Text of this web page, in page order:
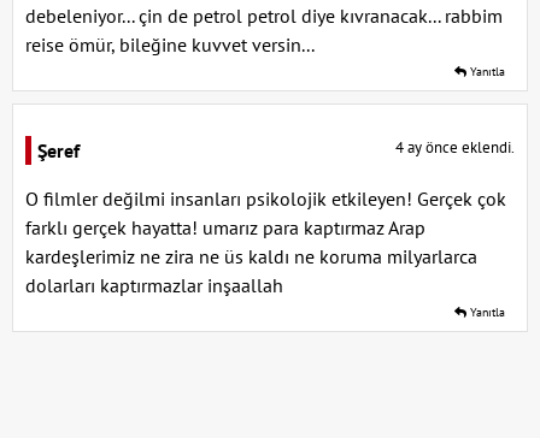
debeleniyor... çin de petrol petrol diye kıvranacak... rabbim
reise ömür, bileğine kuvvet versin...
Yanıtla
Şeref 4 ay önce eklendi.
O filmler değilmi insanları psikolojik etkileyen! Gerçek çok
farklı gerçek hayatta! umarız para kaptırmaz Arap
kardeşlerimiz ne zira ne üs kaldı ne koruma milyarlarca
dolarları kaptırmazlar inşaallah
Yanıtla